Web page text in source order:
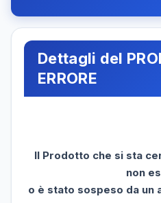
Dettagli del
ERRORE
Il Prodotto che si sta
non
o è stato sospeso da un